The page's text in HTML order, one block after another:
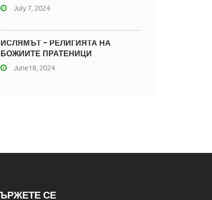
July 7, 2024
ИСЛЯМЪТ - РЕЛИГИЯТА НА
БОЖИИТЕ ПРАТЕНИЦИ
June18, 2024
СЕ